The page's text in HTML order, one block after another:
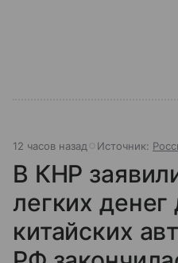
12 часов назад Источник:
В КНР
легких денег
китайских